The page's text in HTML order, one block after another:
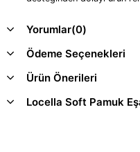
Yorumlar(0)
Ödeme Seçenekleri
Ürün Önerileri
Locella Soft Pamuk